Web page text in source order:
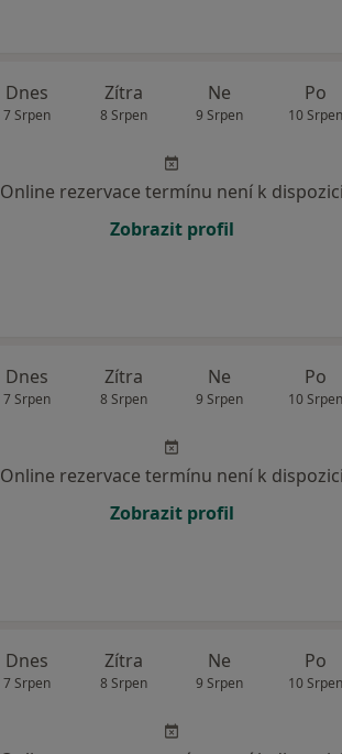
Dnes
7 Srpen
Zítra
8 Srpen
Ne
9 Srpen
Po
10 Srpen
Online rezervace termínu není k dispozici
Zobrazit profil
Dnes
7 Srpen
Zítra
8 Srpen
Ne
9 Srpen
Po
10 Srpen
Online rezervace termínu není k dispozici
Zobrazit profil
Dnes
7 Srpen
Zítra
8 Srpen
Ne
9 Srpen
Po
10 Srpen